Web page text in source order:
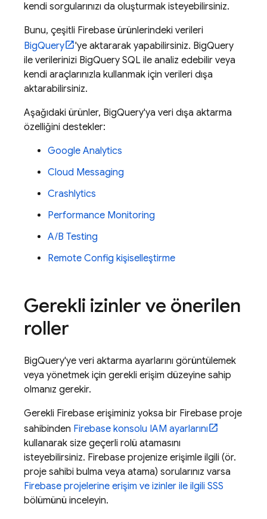
kendi sorgularınızı da oluşturmak isteyebilirsiniz.
Bunu, çeşitli Firebase ürünlerindeki verileri
BigQuery
'ye aktararak yapabilirsiniz. BigQuery
ile verilerinizi BigQuery SQL ile analiz edebilir veya
kendi araçlarınızla kullanmak için verileri dışa
aktarabilirsiniz.
Aşağıdaki ürünler, BigQuery'ya veri dışa aktarma
özelliğini destekler:
Google Analytics
Cloud Messaging
Crashlytics
Performance Monitoring
A/B Testing
Remote Config kişiselleştirme
Gerekli izinler ve önerilen
roller
BigQuery'ye veri aktarma ayarlarını görüntülemek
veya yönetmek için gerekli erişim düzeyine sahip
olmanız gerekir.
Gerekli Firebase erişiminiz yoksa bir Firebase proje
sahibinden Firebase konsolu IAM ayarlarını
kullanarak size geçerli rolü atamasını
isteyebilirsiniz. Firebase projenize erişimle ilgili (ör.
proje sahibi bulma veya atama) sorularınız varsa
Firebase projelerine erişim ve izinler ile ilgili SSS
bölümünü inceleyin.